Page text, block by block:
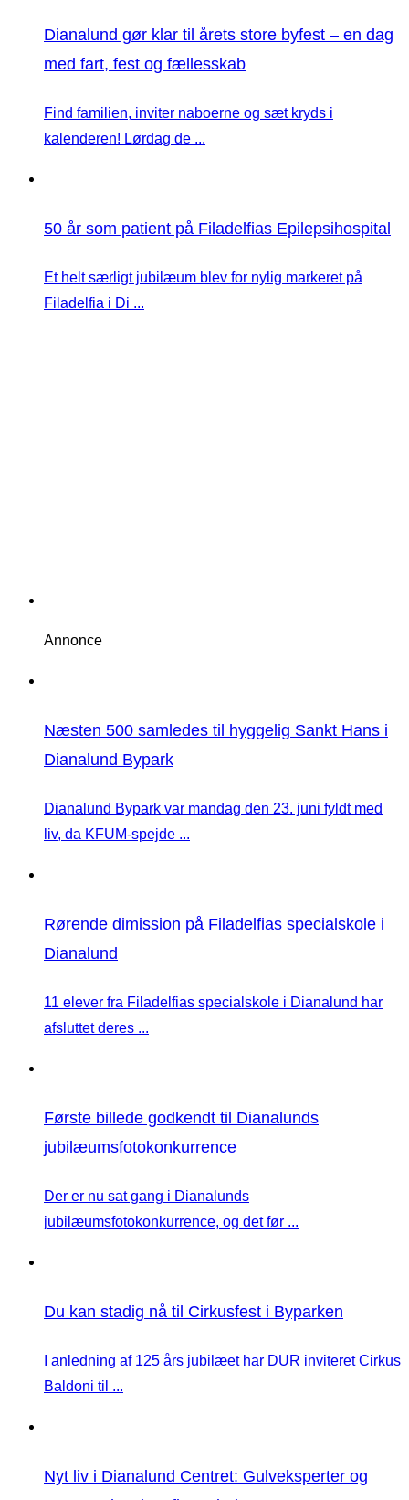
Dianalund gør klar til årets store byfest – en dag
med fart, fest og fællesskab
Find familien, inviter naboerne og sæt kryds i
kalenderen! Lørdag de ...
50 år som patient på Filadelfias Epilepsihospital
Et helt særligt jubilæum blev for nylig markeret på
Filadelfia i Di ...
Annonce
Næsten 500 samledes til hyggelig Sankt Hans i
Dianalund Bypark
Dianalund Bypark var mandag den 23. juni fyldt med
liv, da KFUM-spejde ...
Rørende dimission på Filadelfias specialskole i
Dianalund
11 elever fra Filadelfias specialskole i Dianalund har
afsluttet deres ...
Første billede godkendt til Dianalunds
jubilæumsfotokonkurrence
Der er nu sat gang i Dianalunds
jubilæumsfotokonkurrence, og det før ...
Du kan stadig nå til Cirkusfest i Byparken
I anledning af 125 års jubilæet har DUR inviteret Cirkus
Baldoni til ...
Nyt liv i Dianalund Centret: Gulveksperter og